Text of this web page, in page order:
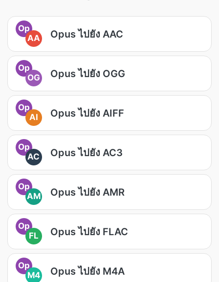
Op
AA
Opus ไปยัง AAC
Op
OG
Opus ไปยัง OGG
Op
AI
Opus ไปยัง AIFF
Op
AC
Opus ไปยัง AC3
Op
AM
Opus ไปยัง AMR
Op
FL
Opus ไปยัง FLAC
Op
M4
Opus ไปยัง M4A